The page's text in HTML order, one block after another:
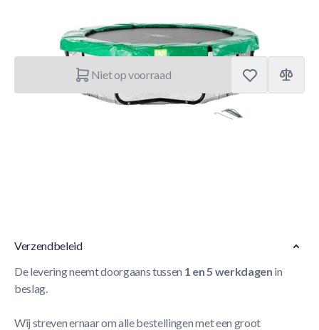
€ 27,95
Niet op voorraad
Verzendbeleid
De levering neemt doorgaans tussen 1 en 5 werkdagen in
beslag.
Wij streven ernaar om alle bestellingen met een groot